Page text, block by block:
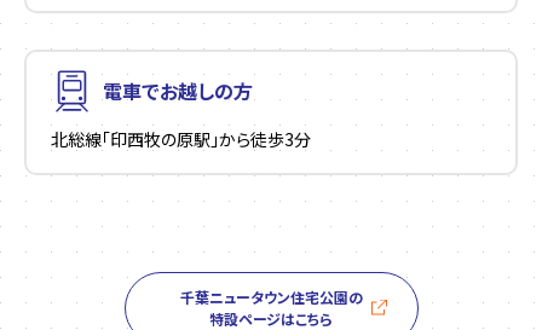
電車でお越しの方
北総線「印西牧の原駅」から徒歩3分
千葉ニュータウン住宅公園の
特設ページはこちら